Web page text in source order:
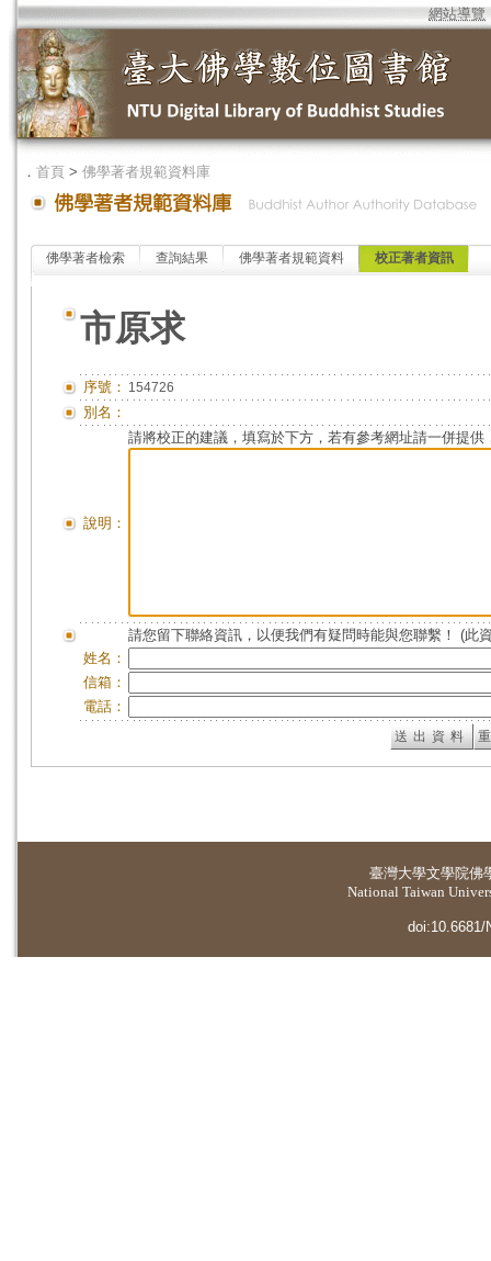
網站導覽
． 首頁 > 佛學著者規範資料庫
佛學著者檢索 查詢結果 佛學著者規範資料 校正著者資訊
市原求
序號： 154726
別名：
說明：
請將校正的建議，填寫於下方，若有參考網址請一併提供
請您留下聯絡資訊，以便我們有疑問時能與您聯繫！ (此
姓名：
信箱：
電話：
臺灣大學文學院佛
National Taiwan
doi:10.6681/